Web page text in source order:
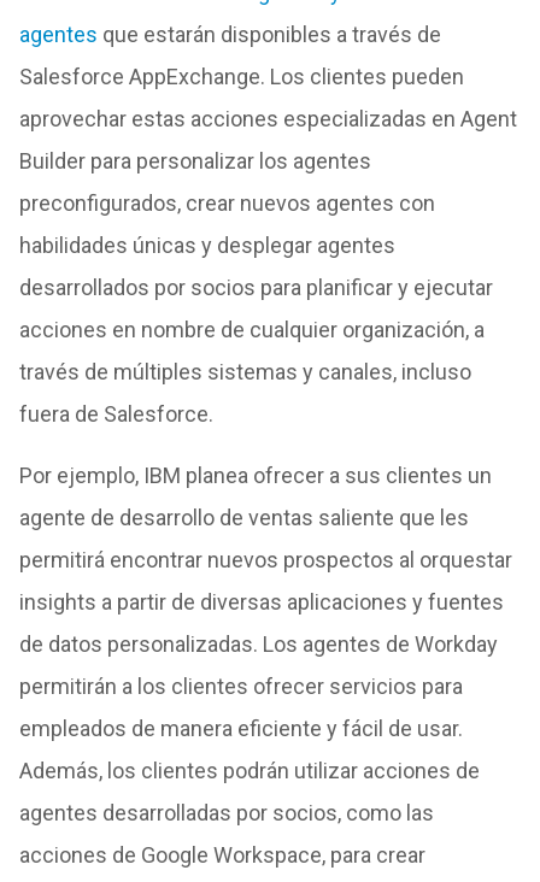
agentes que estarán disponibles a través de
Salesforce AppExchange. Los clientes pueden
aprovechar estas acciones especializadas en Agent
Builder para personalizar los agentes
preconfigurados, crear nuevos agentes con
habilidades únicas y desplegar agentes
desarrollados por socios para planificar y ejecutar
acciones en nombre de cualquier organización, a
través de múltiples sistemas y canales, incluso
fuera de Salesforce.
Por ejemplo, IBM planea ofrecer a sus clientes un
agente de desarrollo de ventas saliente que les
permitirá encontrar nuevos prospectos al orquestar
insights a partir de diversas aplicaciones y fuentes
de datos personalizadas. Los agentes de Workday
permitirán a los clientes ofrecer servicios para
empleados de manera eficiente y fácil de usar.
Además, los clientes podrán utilizar acciones de
agentes desarrolladas por socios, como las
acciones de Google Workspace, para crear